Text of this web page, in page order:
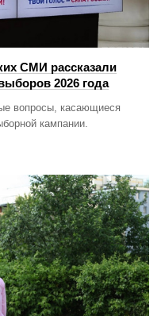
СМИ рассказали
2026 года
вопросы, касающиеся
кампании.